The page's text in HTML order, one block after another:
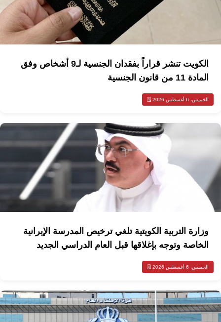
الكويت تنشر قراراً بفقدان الجنسية لـ9 أشخاص وفق
المادة 11 من قانون الجنسية
الخميس، 6 أغسطس 2026 🗓️
وزارة التربية الكويتية تلغي ترخيص المدرسة الإيرانية
الخاصة وتوجه بإغلاقها قبل العام الدراسي الجديد
الخميس، 6 أغسطس 2026 🗓️